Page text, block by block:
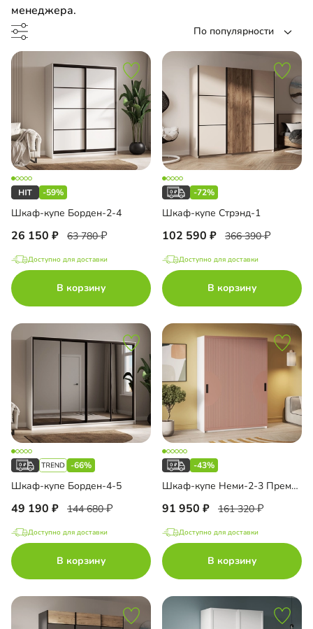
Top Line
менеджера.
По популярности
-59%
Шкаф-купе Борден-2-4
26 150 63 780
Доступно для доставки
В корзину
-72%
Шкаф-купе Стрэнд-1
102 590 366 390
Доступно для доставки
В корзину
-66%
Шкаф-купе Борден-4-5
49 190 144 680
Доступно для доставки
В корзину
-43%
Шкаф-купе Неми-2-3 Премиум
91 950 161 320
Доступно для доставки
В корзину